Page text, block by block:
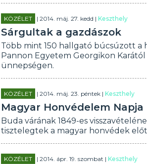
KÖZÉLET | 2014. máj. 27. kedd |Keszthely
Sárgultak a gazdászok
Több mint 150 hallgató búcsúzott a
Pannon Egyetem Georgikon
ünnepségen.
KÖZÉLET | 2014. máj. 23. péntek |Keszthely
Magyar Honvédelem Napja
Buda várának 1849-es
tisztelegtek a magyar honvédek
KÖZÉLET | 2014. ápr. 19. szombat |Keszthely